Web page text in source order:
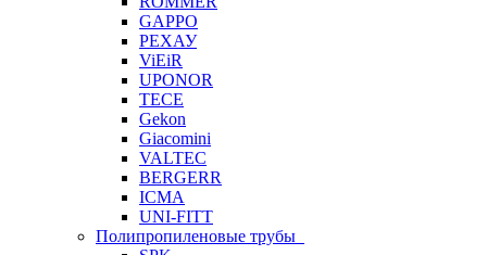
GAPPO
РЕХАУ
ViEiR
UPONOR
TECE
Gekon
Giacomini
VALTEC
BERGERR
ICMA
UNI-FITT
Полипропиленовые трубы